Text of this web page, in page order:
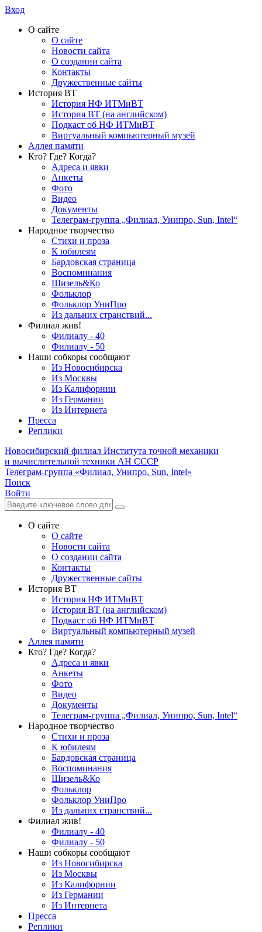
Вход
О сайте
О сайте
Новости сайта
О создании сайта
Контакты
Дружественные сайты
История ВТ
История НФ ИТМиВТ
История ВТ (на английском)
Подкаст об НФ ИТМиВТ
Виртуальный компьютерный музей
Аллея памяти
Кто? Где? Когда?
Адреса и явки
Анкеты
Фото
Видео
Документы
Телеграм-группа „Филиал, Унипро, Sun, Intel“
Народное творчество
Стихи и проза
К юбилеям
Бардовская страница
Воспоминания
Шизель&Ко
Фольклор
Фольклор УниПро
Из дальних странствий...
Филиал жив!
Филиалу - 40
Филиалу - 50
Наши собкоры сообщают
Из Новосибирска
Из Москвы
Из Калифорнии
Из Германии
Из Интернета
Пресса
Реплики
Новосибирский филиал Института точной механики
и вычислительной техники АН СССР
Телеграм-группа «Филиал, Унипро, Sun, Intel»
Поиск
Войти
О сайте
О сайте
Новости сайта
О создании сайта
Контакты
Дружественные сайты
История ВТ
История НФ ИТМиВТ
История ВТ (на английском)
Подкаст об НФ ИТМиВТ
Виртуальный компьютерный музей
Аллея памяти
Кто? Где? Когда?
Адреса и явки
Анкеты
Фото
Видео
Документы
Телеграм-группа „Филиал, Унипро, Sun, Intel“
Народное творчество
Стихи и проза
К юбилеям
Бардовская страница
Воспоминания
Шизель&Ко
Фольклор
Фольклор УниПро
Из дальних странствий...
Филиал жив!
Филиалу - 40
Филиалу - 50
Наши собкоры сообщают
Из Новосибирска
Из Москвы
Из Калифорнии
Из Германии
Из Интернета
Пресса
Реплики